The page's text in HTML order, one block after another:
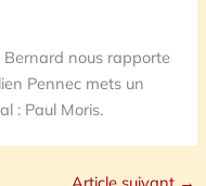
Bernard nous rapporte
Pennec mets un
: Paul Moris.